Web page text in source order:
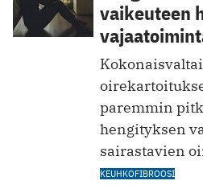
vaikeuteen
paremmin
hengityksen
sairastavien
KEUHKOFIBROOSI